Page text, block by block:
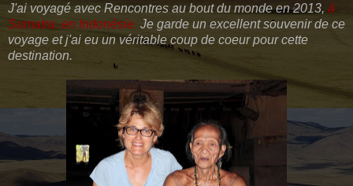
J'ai voyagé avec Rencontres au bout du monde en 2013, à
Sumatra, en Indonésie. Je garde un excellent souvenir de ce
voyage et j'ai eu un véritable coup de coeur pour cette
destination.